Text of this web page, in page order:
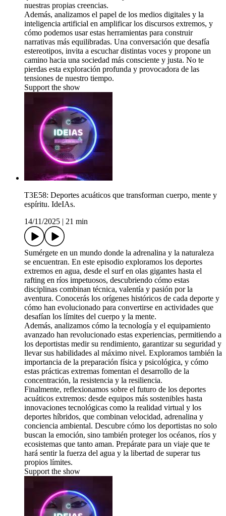
nuestras propias creencias.
Además, analizamos el papel de los medios digitales y la
inteligencia artificial en amplificar los discursos extremos, y
cómo podemos usar estas herramientas para construir
narrativas más equilibradas. Una conversación que desafía
estereotipos, invita a escuchar distintas voces y propone un
camino hacia una sociedad más consciente y justa. No te
pierdas esta exploración profunda y provocadora de las
tensiones de nuestro tiempo.
Support the show
T3E58: Deportes acuáticos que transforman cuerpo, mente y
espíritu. IdeIAs.
14/11/2025
21 min
Sumérgete en un mundo donde la adrenalina y la naturaleza
se encuentran. En este episodio exploramos los deportes
extremos en agua, desde el surf en olas gigantes hasta el
rafting en ríos impetuosos, descubriendo cómo estas
disciplinas combinan técnica, valentía y pasión por la
aventura. Conocerás los orígenes históricos de cada deporte y
cómo han evolucionado para convertirse en actividades que
desafían los límites del cuerpo y la mente.
Además, analizamos cómo la tecnología y el equipamiento
avanzado han revolucionado estas experiencias, permitiendo a
los deportistas medir su rendimiento, garantizar su seguridad y
llevar sus habilidades al máximo nivel. Exploramos también la
importancia de la preparación física y psicológica, y cómo
estas prácticas extremas fomentan el desarrollo de la
concentración, la resistencia y la resiliencia.
Finalmente, reflexionamos sobre el futuro de los deportes
acuáticos extremos: desde equipos más sostenibles hasta
innovaciones tecnológicas como la realidad virtual y los
deportes híbridos, que combinan velocidad, adrenalina y
conciencia ambiental. Descubre cómo los deportistas no solo
buscan la emoción, sino también proteger los océanos, ríos y
ecosistemas que tanto aman. Prepárate para un viaje que te
hará sentir la fuerza del agua y la libertad de superar tus
propios límites.
Support the show